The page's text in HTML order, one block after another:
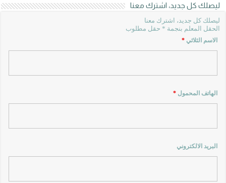
ليصلك كل جديد، اشترك معنا
ليصلك كل جديد، اشترك معنا
الحقل المعلم بنجمة * حقل مطلوب
الاسم الثلاثي*
الهاتف المحمول*
البريد الالكتروني